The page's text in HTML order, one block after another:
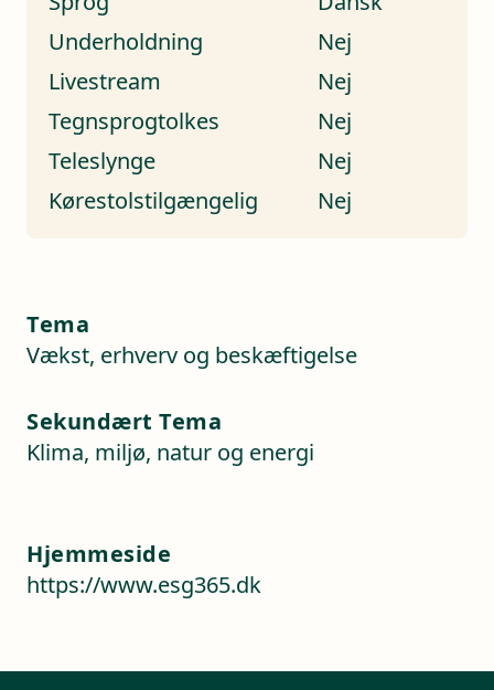
Underholdning
Nej
Livestream
Nej
Tegnsprogtolkes
Nej
Teleslynge
Nej
Kørestolstilgængelig
Nej
Tema
Vækst, erhverv og beskæftigelse
Sekundært Tema
Klima, miljø, natur og energi
Hjemmeside
https://www.esg365.dk